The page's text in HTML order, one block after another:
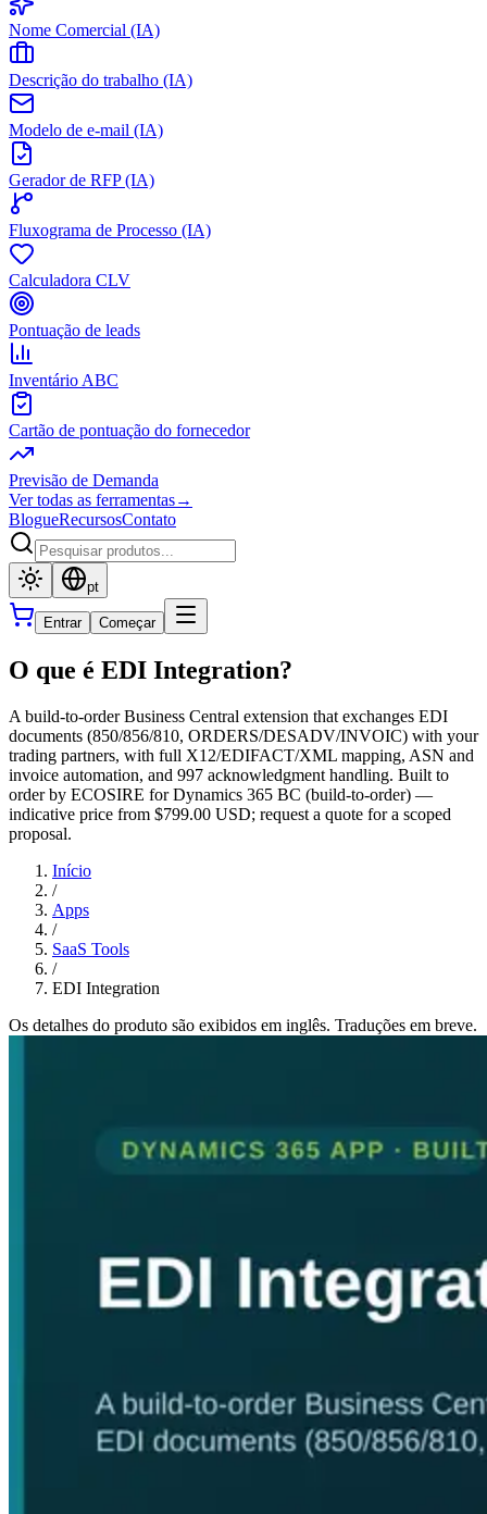
Nome Comercial (IA)
Descrição do trabalho (IA)
Modelo de e-mail (IA)
Gerador de RFP (IA)
Fluxograma de Processo (IA)
Calculadora CLV
Pontuação de leads
Inventário ABC
Cartão de pontuação do fornecedor
Previsão de Demanda
Ver todas as ferramentas→
BlogueRecursosContato
pt
Entrar Começar
O que é EDI Integration?
A build-to-order Business Central extension that exchanges EDI
documents (850/856/810, ORDERS/DESADV/INVOIC) with your
trading partners, with full X12/EDIFACT/XML mapping, ASN and
invoice automation, and 997 acknowledgment handling. Built to
order by ECOSIRE for Dynamics 365 BC (build-to-order) —
indicative price from $799.00 USD; request a quote for a scoped
proposal.
Início
/
Apps
/
SaaS Tools
/
EDI Integration
Os detalhes do produto são exibidos em inglês. Traduções em breve.